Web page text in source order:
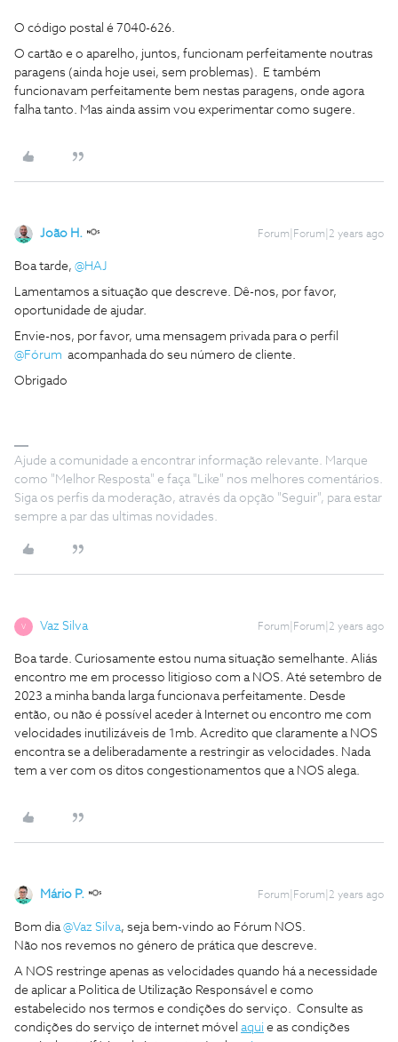
O código postal é 7040-626.
O cartão e o aparelho, juntos, funcionam perfeitamente noutras
paragens (ainda hoje usei, sem problemas). E também
funcionavam perfeitamente bem nestas paragens, onde agora
falha tanto. Mas ainda assim vou experimentar como sugere.
João H. Forum|Forum|2 years ago
Boa tarde, @HAJ
Lamentamos a situação que descreve. Dê-nos, por favor,
oportunidade de ajudar.
Envie-nos, por favor, uma mensagem privada para o perfil
@Fórum acompanhada do seu número de cliente.
Obrigado
Ajude a comunidade a encontrar informação relevante. Marque
como "Melhor Resposta" e faça "Like" nos melhores comentários.
Siga os perfis da moderação, através da opção "Seguir", para estar
sempre a par das ultimas novidades.
V Vaz Silva Forum|Forum|2 years ago
Boa tarde. Curiosamente estou numa situação semelhante. Aliás
encontro me em processo litigioso com a NOS. Até setembro de
2023 a minha banda larga funcionava perfeitamente. Desde
então, ou não é possível aceder à Internet ou encontro me com
velocidades inutilizáveis de 1mb. Acredito que claramente a NOS
encontra se a deliberadamente a restringir as velocidades. Nada
tem a ver com os ditos congestionamentos que a NOS alega.
Mário P. Forum|Forum|2 years ago
Bom dia@Vaz Silva, seja bem-vindo ao Fórum NOS.
Não nos revemos no género de prática que descreve.
A NOS restringe apenas as velocidades quando há a necessidade
de aplicar a Politica de Utilização Responsável e como
estabelecido nos termos e condições do serviço. Consulte as
condições do serviço de internet móvel aqui e as condições